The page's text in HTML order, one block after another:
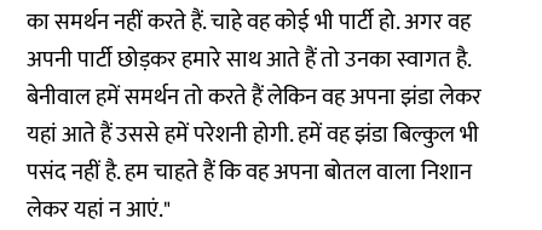
का समर्थन नहीं करते हैं. चाहे वह कोई भी पार्टी हो. अगर वह
अपनी पार्टी छोड़कर हमारे साथ आते हैं तो उनका स्वागत है.
बेनीवाल हमें समर्थन तो करते हैं लेकिन वह अपना झंडा लेकर
यहां आते हैं उससे हमें परेशनी होगी. हमें वह झंडा बिल्कुल भी
पसंद नहीं है. हम चाहते हैं कि वह अपना बोतल वाला निशान
लेकर यहां न आएं."